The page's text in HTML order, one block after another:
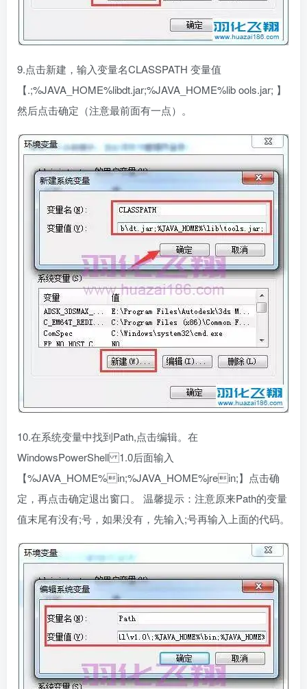
9.点击新建，输入变量名CLASSPATH 变量值
【.;%JAVA_HOME%libdt.jar;%JAVA_HOME%lib ools.jar; 】
然后点击确定（注意最前面有一点）。
10.在系统变量中找到Path,点击编辑。在
WindowsPowerShell 1.0后面输入
【%JAVA_HOME%in;%JAVA_HOME%jrein;】点击确
定，再点击确定退出窗口。 温馨提示：注意原来Path的变量
值末尾有没有;号，如果没有，先输入;号再输入上面的代码。